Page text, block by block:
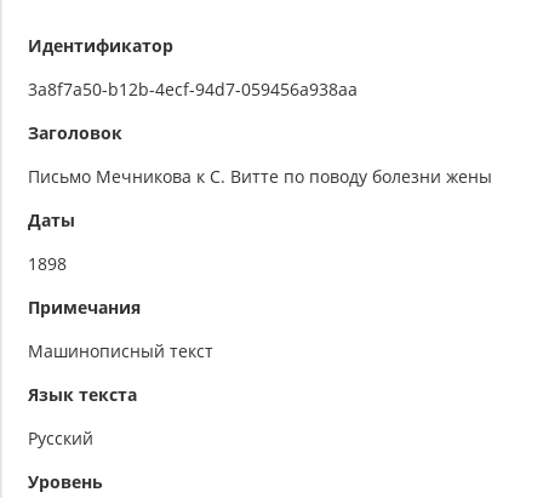
Идентификатор
3a8f7a50-b12b-4ecf-94d7-059456a938aa
Заголовок
Письмо Мечникова к С. Витте по поводу болезни жены
Даты
1898
Примечания
Машинописный текст
Язык текста
Русский
Уровень